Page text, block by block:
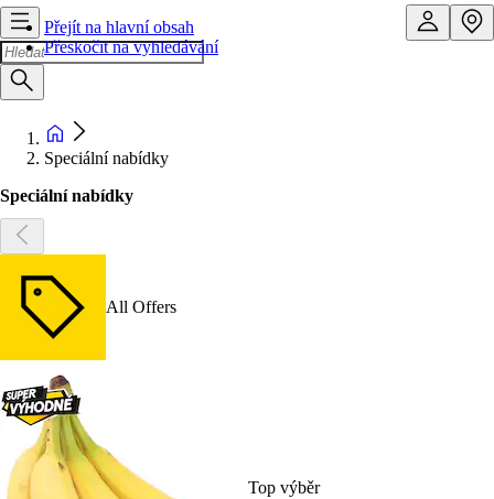
Přejít na hlavní obsah
Přeskočit na vyhledávání
Speciální nabídky
Speciální nabídky
All Offers
Top výběr